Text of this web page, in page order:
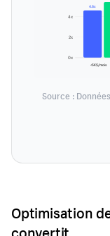
0x
2x
4x
<5K$/mois
4.6x
Source :
Optimisation
convertit